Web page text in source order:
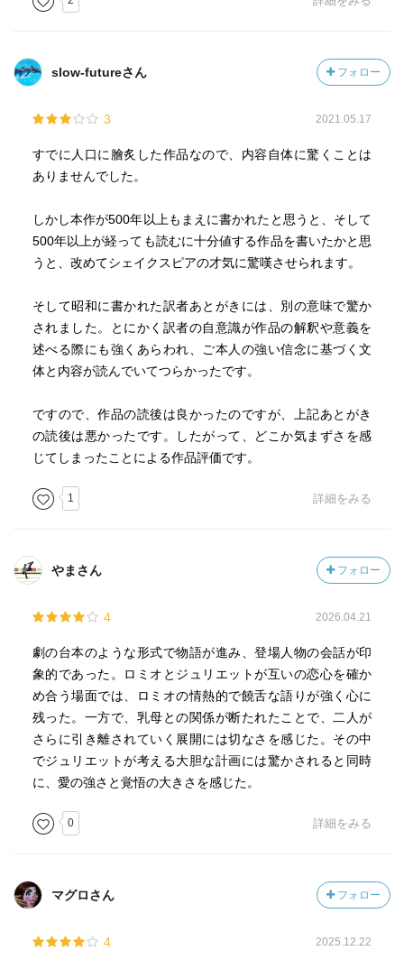
slow-futureさん フォロー
3 2021.05.17
すでに人口に膾炙した作品なので、内容自体に驚くことは
ありませんでした。
しかし本作が500年以上もまえに書かれたと思うと、そして
500年以上が経っても読むに十分値する作品を書いたかと思
うと、改めてシェイクスピアの才気に驚嘆させられます。
そして昭和に書かれた訳者あとがきには、別の意味で驚か
されました。とにかく訳者の自意識が作品の解釈や意義を
述べる際にも強くあらわれ、ご本人の強い信念に基づく文
体と内容が読んでいてつらかったです。
ですので、作品の読後は良かったのですが、上記あとがき
の読後は悪かったです。したがって、どこか気まずさを感
じてしまったことによる作品評価です。
1 詳細をみる
やまさん フォロー
4 2026.04.21
劇の台本のような形式で物語が進み、登場人物の会話が印
象的であった。ロミオとジュリエットが互いの恋心を確か
め合う場面では、ロミオの情熱的で饒舌な語りが強く心に
残った。一方で、乳母との関係が断たれたことで、二人が
さらに引き離されていく展開には切なさを感じた。その中
でジュリエットが考える大胆な計画には驚かされると同時
に、愛の強さと覚悟の大きさを感じた。
0 詳細をみる
マグロさん フォロー
4 2025.12.22